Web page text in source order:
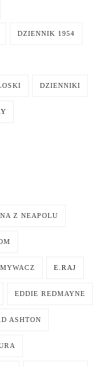
DZIENNIK 1954
DZIENNIKI
Z NEAPOLU
E.RAJ
EDDIE REDMAYNE
ASHTON